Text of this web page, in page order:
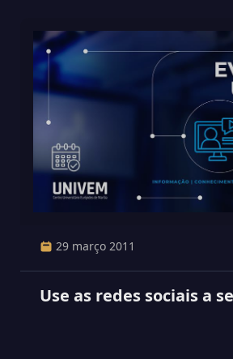
29 março 2011
Use as redes sociais a